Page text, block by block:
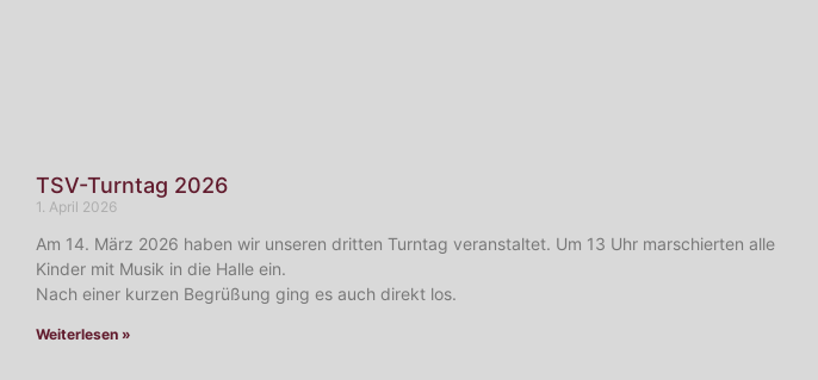
TSV-Turntag 2026
1. April 2026
Am 14. März 2026 haben wir unseren dritten Turntag veranstaltet. Um 13 Uhr marschierten alle
Kinder mit Musik in die Halle ein.
Nach einer kurzen Begrüßung ging es auch direkt los.
Weiterlesen »